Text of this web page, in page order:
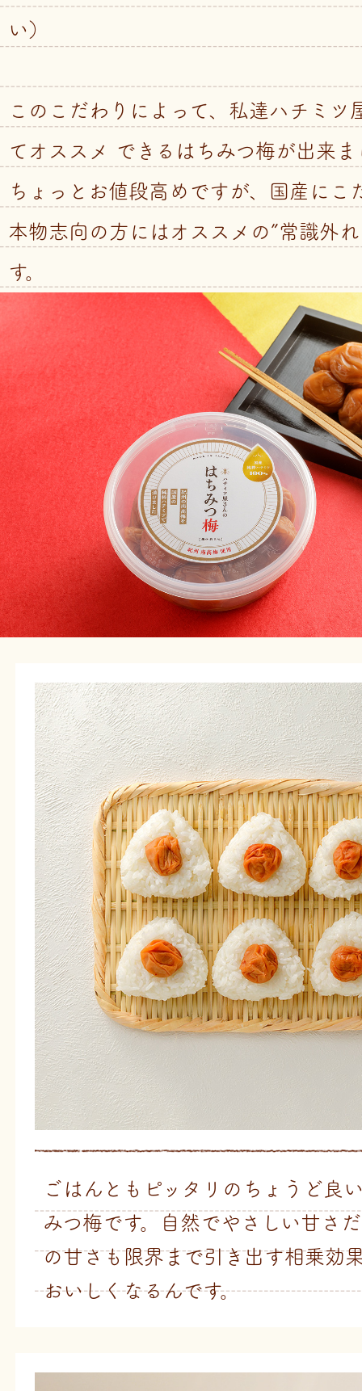
い）
このこだわりによって、私達ハチミツ
てオススメ できるはちみつ梅が出来ま
ちょっとお値段高めですが、国産にこ
本物志向の方にはオススメの”常識外
す。
ごはんともピッタリのちょうど良
みつ梅です。自然でやさしい甘さ
の甘さも限界まで引き出す相乗効
おいしくなるんです。